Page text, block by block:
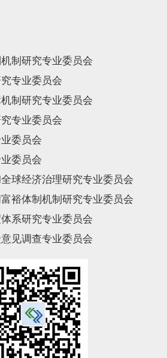
制研究专业委员会
专业委员会
制研究专业委员会
专业委员会
委员会
委员会
球经济治理研究专业委员会
裕体制机制研究专业委员会
系研究专业委员会
见调查专业委员会